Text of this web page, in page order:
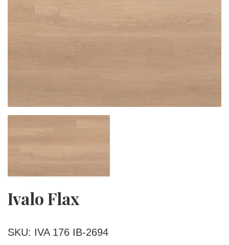
Ivalo Flax
SKU: IVA 176 IB-2694